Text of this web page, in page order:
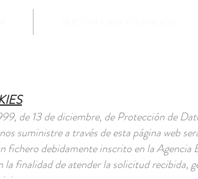
de 13 de diciembre, de Protección de
suministre a través de esta página web
fichero debidamente inscrito en la Agencia
finalidad de atender la solicitud recibida,